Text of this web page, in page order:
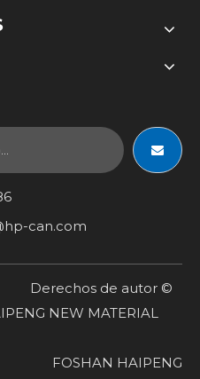
can.com
de autor ©
NEW MATERIAL